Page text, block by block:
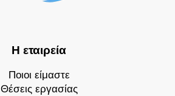
Η εταιρεία
Ποιοι είμαστε
Θέσεις εργασίας